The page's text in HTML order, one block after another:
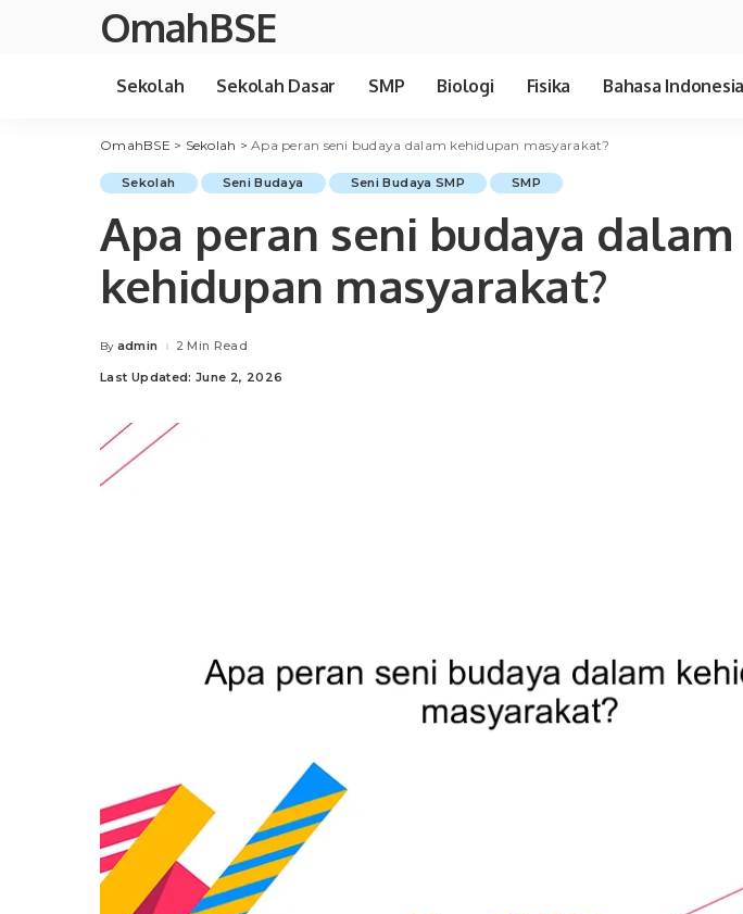
OmahBSE
Sekolah Sekolah Dasar SMP Biologi Fisika Bahasa Indonesia
OmahBSE > Sekolah >Apa peran seni budaya dalam kehidupan masyarakat?
Sekolah Seni Budaya Seni Budaya SMP SMP
Apa peran seni budaya dalam
kehidupan masyarakat?
Posted
By admin 2 Min Read
Last Updated: June 2, 2026